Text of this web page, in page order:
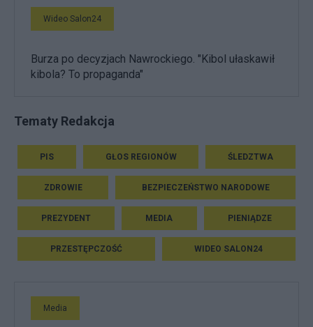
Wideo Salon24
Burza po decyzjach Nawrockiego. "Kibol ułaskawił
kibola? To propaganda"
Tematy Redakcja
PIS GŁOS REGIONÓW ŚLEDZTWA
ZDROWIE BEZPIECZEŃSTWO NARODOWE
PREZYDENT MEDIA PIENIĄDZE
PRZESTĘPCZOŚĆ WIDEO SALON24
Media